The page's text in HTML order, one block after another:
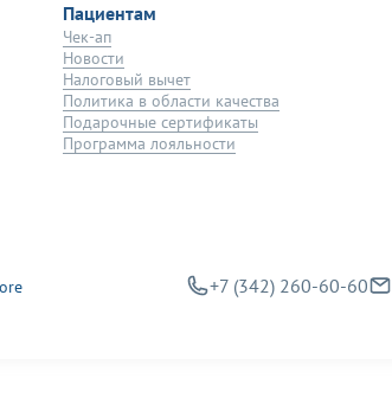
Пациентам
Чек-ап
Новости
Налоговый вычет
Политика в области качества
Подарочные сертификаты
Программа лояльности
+7 (342) 260-60-60